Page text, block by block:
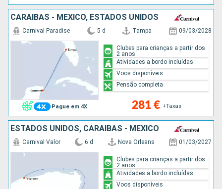
CARAIBAS - MEXICO, ESTADOS UNIDOS
Pague em 4X
Carnival Paradise 5 d Tampa 09/03/2028
281 € +Taxas
Clubes para crianças a partir dos
2 anos
Atividades a bordo incluídas:
Voos disponíveis
Pensão completa
ESTADOS UNIDOS, CARAIBAS - MEXICO
Carnival Valor 6 d Nova Orleans 01/03/2027
Clubes para crianças a partir dos
2 anos
Atividades a bordo incluídas:
Voos disponíveis